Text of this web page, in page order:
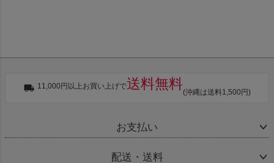
11,000円以上お買い上げで送料無料
(沖縄は送料1,500円)
お支払い
配送・送料